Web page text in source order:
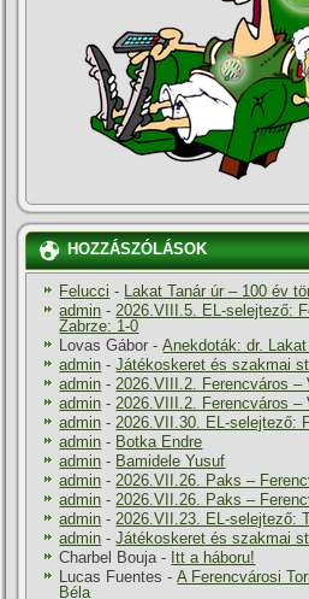
HOZZÁSZÓLÁSOK
Felucci - Lakat Tanár úr – 100 év
admin -2026.VIII.5. EL-selejtező:
Zabrze: 1-0
Lovas Gábor -Anekdoták: dr.
admin -Játékoskeret és szakmai
admin -2026.VIII.2. Ferencváros –
admin -2026.VIII.2. Ferencváros –
admin -2026.VII.30. EL-selejtező:
admin - Botka Endre
admin - Bamidele Yusuf
admin -2026.VII.26. Paks –
admin -2026.VII.26. Paks –
admin -2026.VII.23. EL-selejtező:
admin -Játékoskeret és szakmai
Charbel Bouja- Itt a háboru!
Lucas Fuentes -A Ferencvárosi
Béla